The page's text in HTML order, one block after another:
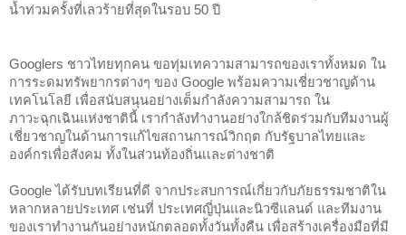
น้ำท่วมครั้งที่เลวร้ายที่สุดในรอบ 50 ปี
Googlers ชาวไทยทุกคน ขอทุ่มเทความสามารถของเราทั้งหมด ใน
การระดมทรัพยากรต่างๆ ของ Google พร้อมความเชี่ยวชาญด้าน
เทคโนโลยี เพื่อสนับสนุนอย่างเต็มกำลังความสามารถ ใน
ภาวะฉุกเฉินแห่งชาตินี้ เรากำลังทำงานอย่างใกล้ชิดร่วมกับทีมงานผู้
เชี่ยวชาญในด้านการแก้ไขสถานการณ์วิกฤต กับรัฐบาลไทยและ
องค์กรเพื่อสังคม ทั้งในส่วนท้องถิ่นเเละต่างชาติ
Google ได้รับบทเรียนที่ดี จากประสบการณ์เกี่ยวกับภัยธรรมชาติใน
หลากหลายประเทศ เช่นที่ ประเทศญี่ปุ่นและนิวซีแลนด์ และทีมงาน
ของเราทำงานกันอย่างหนักตลอดทั้งวันทั้งคืน เพื่อสร้างเครื่องมือที่มี